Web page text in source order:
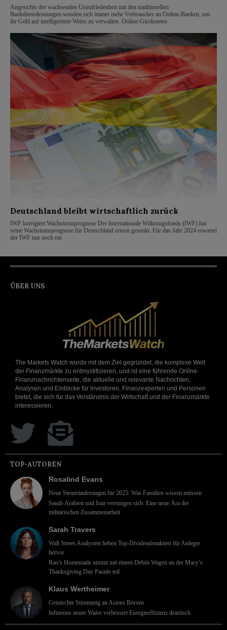
Angesichts der wachsenden Unzufriedenheit mit den traditionellen
Bankdienstleistungen wenden sich immer mehr Verbraucher an Online-Banken, um
ihr Geld auf intelligentere Weise zu verwalten. Online-Girokonten
Deutschland bleibt wirtschaftlich zurück
IWF korrigiert Wachstumsprognose Der Internationale Währungsfonds (IWF) hat
seine Wachstumsprognose für Deutschland erneut gesenkt. Für das Jahr 2024 erwartet
der IWF nur noch ein
ÜBER UNS
The Markets Watch wurde mit dem Ziel gegründet, die komplexe Welt
der Finanzmärkte zu entmystifizieren, und ist eine führende Online-
Finanznachrichtenseite, die aktuelle und relevante Nachrichten,
Analysen und Einblicke für Investoren, Finanzexperten und Personen
bietet, die sich für das Verständnis der Wirtschaft und der Finanzmärkte
interessieren.
TOP-AUTOREN
Rosalind Evans
Neue Steueränderungen für 2025: Was Familien wissen müssen
Saudi-Arabien und Iran vereinigen sich: Eine neue Ära der
militärischen Zusammenarbeit
Sarah Travers
Wall Street-Analysten heben Top-Dividendenaktien für Anleger
hervor
Rao’s Homemade nimmt mit einem Debüt-Wagen an der Macy’s
Thanksgiving Day Parade teil
Klaus Wertheimer
Gemischte Stimmung an Asiens Börsen
Infineons neuer Wafer verbessert Energieeffizienz drastisch